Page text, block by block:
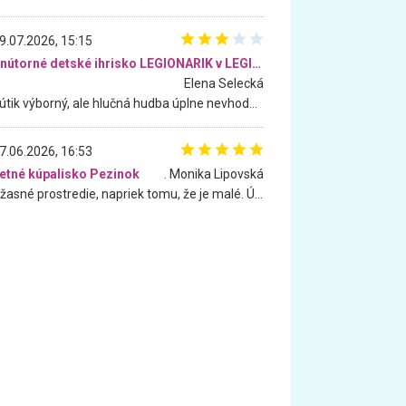
15:15
Vnútorné detské ihrisko LEGIONARIK v LEGIA Fitness
Elena Selecká
16:53
kúpalisko Pezinok
. Monika Lipovská